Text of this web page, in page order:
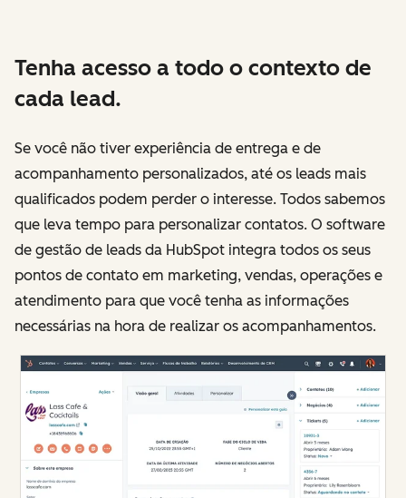
Tenha acesso a todo o contexto de
cada lead.
Se você não tiver experiência de entrega e de
acompanhamento personalizados, até os leads mais
qualificados podem perder o interesse. Todos sabemos
que leva tempo para personalizar contatos. O software
de gestão de leads da HubSpot integra todos os seus
pontos de contato em marketing, vendas, operações e
atendimento para que você tenha as informações
necessárias na hora de realizar os acompanhamentos.